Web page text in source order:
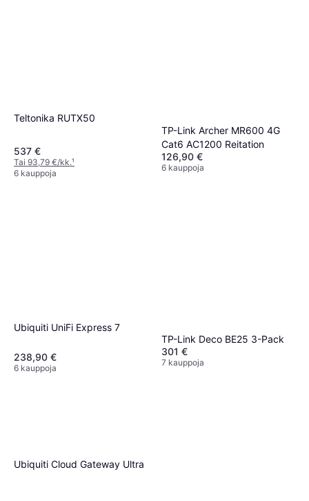
Teltonika RUTX50
537 €
Tai 93,79 €/kk.¹
6 kauppoja
TP-Link Archer MR600 4G
Cat6 AC1200 Reitation
126,90 €
6 kauppoja
Ubiquiti UniFi Express 7
238,90 €
6 kauppoja
TP-Link Deco BE25 3-Pack
301 €
7 kauppoja
Ubiquiti Cloud Gateway Ultra